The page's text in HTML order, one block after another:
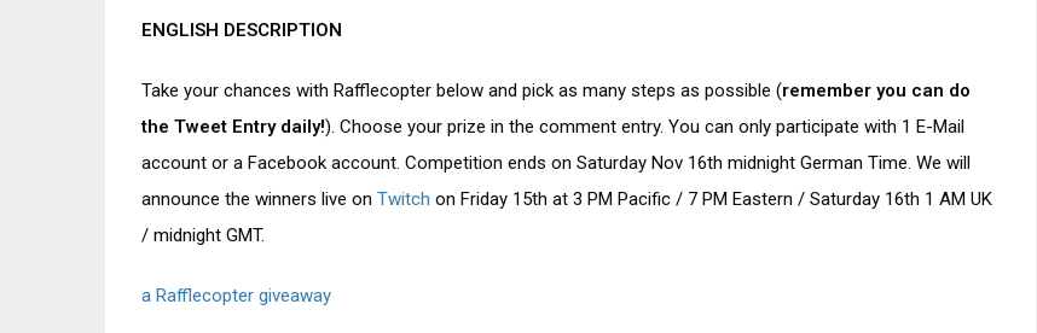
ENGLISH DESCRIPTION
Take your chances with Rafflecopter below and pick as many steps as possible (remember you can do
the Tweet Entry daily!). Choose your prize in the comment entry. You can only participate with 1 E-Mail
account or a Facebook account. Competition ends on Saturday Nov 16th midnight German Time. We will
announce the winners live on Twitch on Friday 15th at 3 PM Pacific / 7 PM Eastern / Saturday 16th 1 AM UK
/ midnight GMT.
a Rafflecopter giveaway